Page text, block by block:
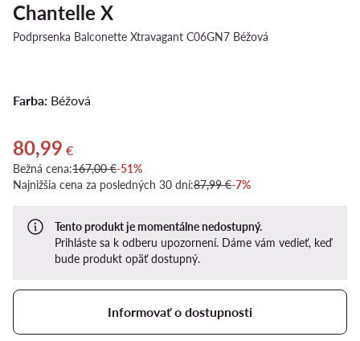
Chantelle X
Podprsenka Balconette Xtravagant C06GN7 Béžová
Farba: Béžová
Aktuálna cena 80,99 €
80,99 €
Bežná cena:167,00 €-51%
Najnižšia cena za posledných 30 dní:87,99 €-7%
Tento produkt je momentálne nedostupný.
Prihláste sa k odberu upozornení. Dáme vám vedieť, keď
bude produkt opäť dostupný.
Informovať o dostupnosti